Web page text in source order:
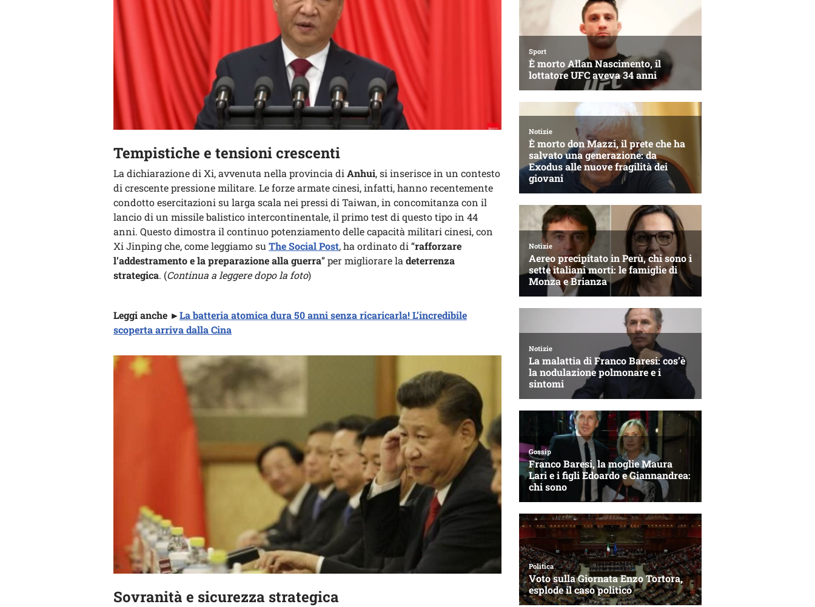
Tempistiche e tensioni crescenti
La dichiarazione di Xi, avvenuta nella provincia di Anhui, si inserisce in un contesto
di crescente pressione militare. Le forze armate cinesi, infatti, hanno recentemente
condotto esercitazioni su larga scala nei pressi di Taiwan, in concomitanza con il
lancio di un missile balistico intercontinentale, il primo test di questo tipo in 44
anni. Questo dimostra il continuo potenziamento delle capacità militari cinesi, con
Xi Jinping che, come leggiamo su The Social Post, ha ordinato di “rafforzare
l’addestramento e la preparazione alla guerra” per migliorare la deterrenza
strategica. (Continua a leggere dopo la foto)
Leggi anche ►La batteria atomica dura 50 anni senza ricaricarla! L’incredibile
scoperta arriva dalla Cina
Sovranità e sicurezza strategica